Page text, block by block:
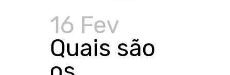
16 Fev
Quais são